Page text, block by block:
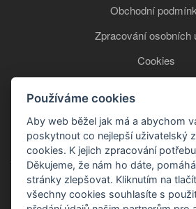
Obchodní
Zpracování osobních
Cookies
+420
Používáme cookies
Aby web běžel jak má a abychom
poskytnout co nejlepší uživatelský
cookies. K jejich zpracování
Děkujeme, že nám ho dáte,
stránky zlepšovat. Kliknutím na
všechny cookies souhlasíte s